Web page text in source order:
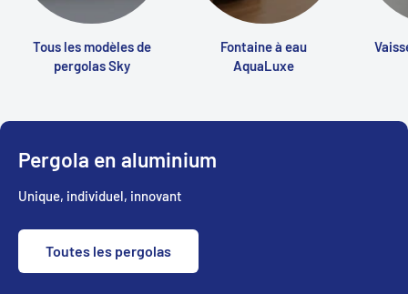
Tous les modèles de
pergolas Sky
Fontaine à eau
AquaLuxe
Pergola en aluminium
Unique, individuel, innovant
Toutes les pergolas